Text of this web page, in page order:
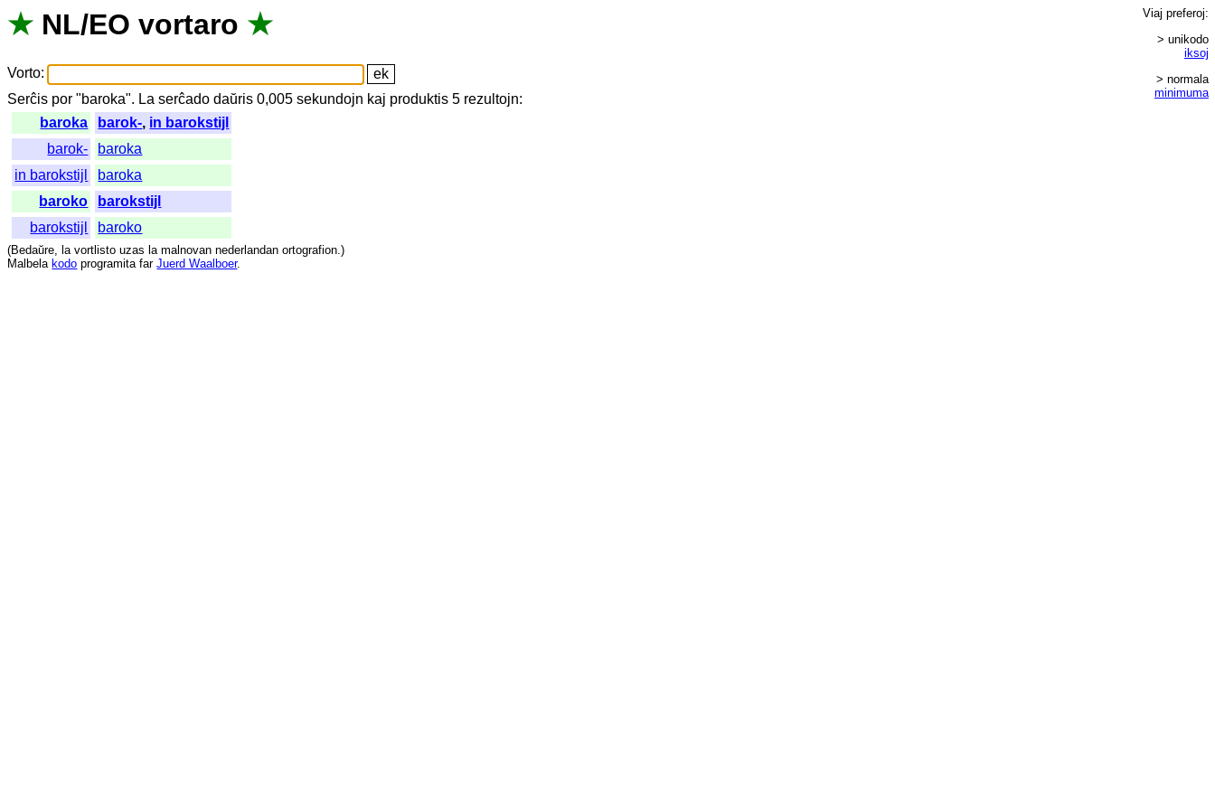
★ NL/EO vortaro ★
Vorto:
Serĉis por "baroka". La serĉado daŭris 0,005sekundojn kaj produktis 5 rezultojn:
baroka
barok-, in barokstijl
barok-
baroka
in barokstijl
baroka
baroko
barokstijl
barokstijl
baroko
Viaj preferoj:
> unikodo
iksoj
> normala
minimuma
(Bedaŭre, la vortlisto uzas la malnovan nederlandan ortografion.)
Malbela kodo programita far Juerd Waalboer.